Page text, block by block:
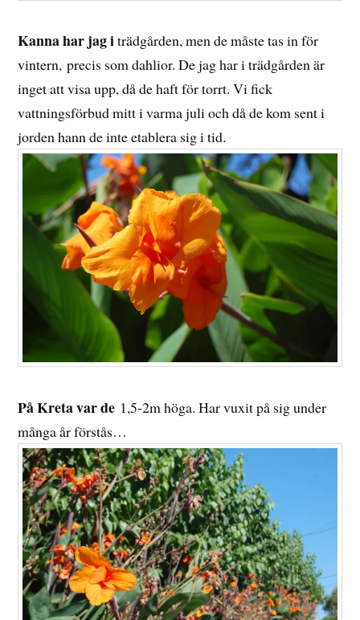
Kanna har jag iträdgården, men de måste tas in för
vintern, precis som dahlior. De jag har i trädgården är
inget att visa upp, då de haft för torrt. Vi fick
vattningsförbud mitt i varma juli och då de kom sent i
jorden hann de inte etablera sig i tid.
På Kreta var de 1,5-2m höga. Har vuxit på sig under
många år förstås…